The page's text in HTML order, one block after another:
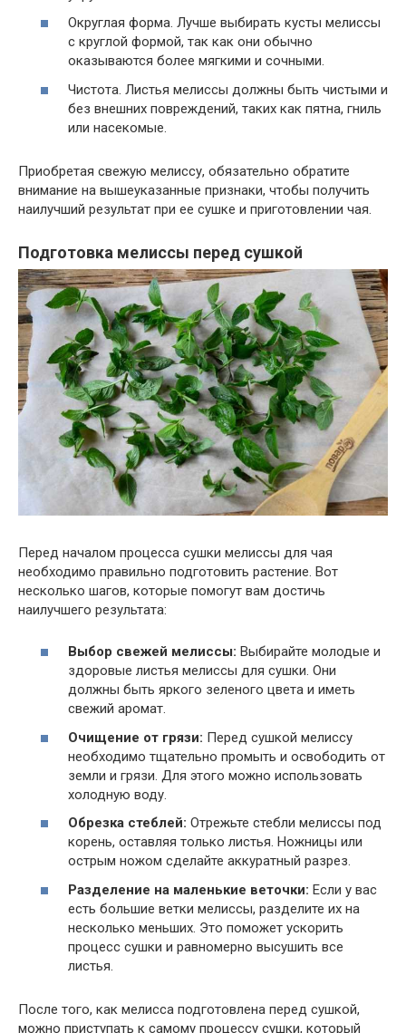
Округлая форма. Лучше выбирать кусты мелиссы
с круглой формой, так как они обычно
оказываются более мягкими и сочными.
Чистота. Листья мелиссы должны быть чистыми и
без внешних повреждений, таких как пятна, гниль
или насекомые.
Приобретая свежую мелиссу, обязательно обратите
внимание на вышеуказанные признаки, чтобы получить
наилучший результат при ее сушке и приготовлении чая.
Подготовка мелиссы перед сушкой
Перед началом процесса сушки мелиссы для чая
необходимо правильно подготовить растение. Вот
несколько шагов, которые помогут вам достичь
наилучшего результата:
Выбор свежей мелиссы: Выбирайте молодые и
здоровые листья мелиссы для сушки. Они
должны быть яркого зеленого цвета и иметь
свежий аромат.
Очищение от грязи: Перед сушкой мелиссу
необходимо тщательно промыть и освободить от
земли и грязи. Для этого можно использовать
холодную воду.
Обрезка стеблей: Отрежьте стебли мелиссы под
корень, оставляя только листья. Ножницы или
острым ножом сделайте аккуратный разрез.
Разделение на маленькие веточки: Если у вас
есть большие ветки мелиссы, разделите их на
несколько меньших. Это поможет ускорить
процесс сушки и равномерно высушить все
листья.
После того, как мелисса подготовлена перед сушкой,
можно приступать к самому процессу сушки, который